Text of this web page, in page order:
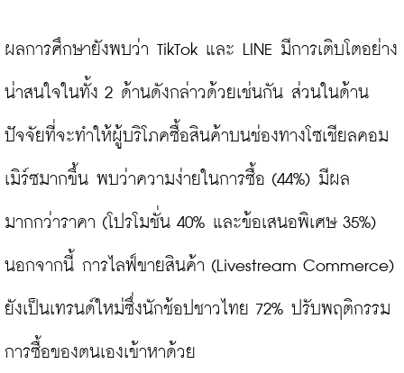
ผลการศึกษายังพบว่า TikTok และ LINE มีการเติบโตอย่าง
น่าสนใจในทั้ง 2 ด้านดังกล่าวด้วยเช่นกัน ส่วนในด้าน
ปัจจัยที่จะทำให้ผู้บริโภคซื้อสินค้าบนช่องทางโซเชียลคอม
เมิร์ซมากขึ้น พบว่าความง่ายในการซื้อ (44%) มีผล
มากกว่าราคา (โปรโมชั่น 40% และข้อเสนอพิเศษ 35%)
นอกจากนี้ การไลฟ์ขายสินค้า (Livestream Commerce)
ยังเป็นเทรนด์ใหม่ซึ่งนักช้อปชาวไทย 72% ปรับพฤติกรรม
การซื้อของตนเองเข้าหาด้วย